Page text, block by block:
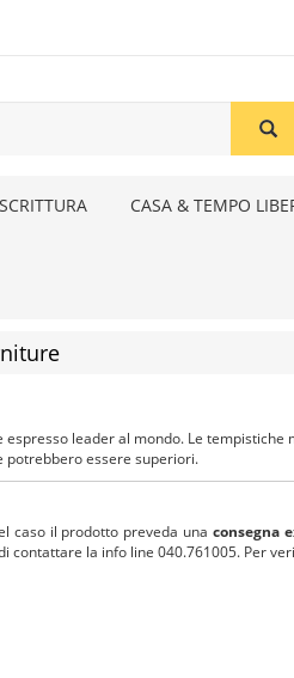
CASA & TEMPO
espresso leader al mondo. Le
potrebbero essere superiori.
caso il prodotto preveda una consegna
contattare la info line 040.761005. Per